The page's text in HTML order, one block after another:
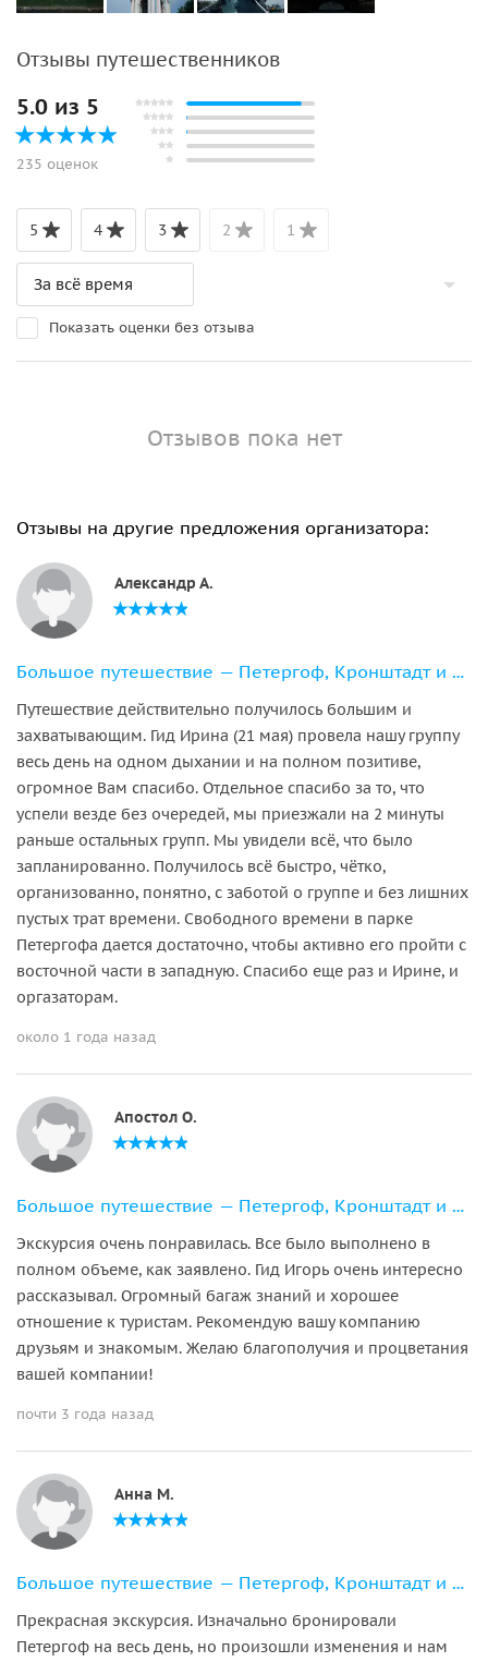
Отзывы путешественников
5.0 из 5
235 оценок
5 4 3 2 1
Показать оценки без отзыва
Отзывов пока нет
Отзывы на другие предложения организатора:
Александр А.
Большое путешествие — Петергоф, Кронштадт и форт Константин
Путешествие действительно получилось большим и
захватывающим. Гид Ирина (21 мая) провела нашу группу
весь день на одном дыхании и на полном позитиве,
огромное Вам спасибо. Отдельное спасибо за то, что
успели везде без очередей, мы приезжали на 2 минуты
раньше остальных групп. Мы увидели всё, что было
запланированно. Получилось всё быстро, чётко,
организованно, понятно, с заботой о группе и без лишних
пустых трат времени. Свободного времени в парке
Петергофа дается достаточно, чтобы активно его пройти с
восточной части в западную. Спасибо еще раз и Ирине, и
оргазаторам.
около 1 года назад
Апостол О.
Большое путешествие — Петергоф, Кронштадт и форт Константин
Экскурсия очень понравилась. Все было выполнено в
полном объеме, как заявлено. Гид Игорь очень интересно
рассказывал. Огромный багаж знаний и хорошее
отношение к туристам. Рекомендую вашу компанию
друзьям и знакомым. Желаю благополучия и процветания
вашей компании!
почти 3 года назад
Анна М.
Большое путешествие — Петергоф, Кронштадт и форт Константин
Прекрасная экскурсия. Изначально бронировали
Петергоф на весь день, но произошли изменения и нам